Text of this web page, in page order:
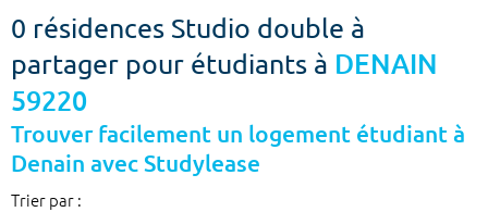
Ville, école
Budget min
€
Budget max
0 résidences Studio double à
partager pour étudiants à DENAIN
59220
Trouver facilement un logement étudiant à
Denain avec Studylease
Trier par :